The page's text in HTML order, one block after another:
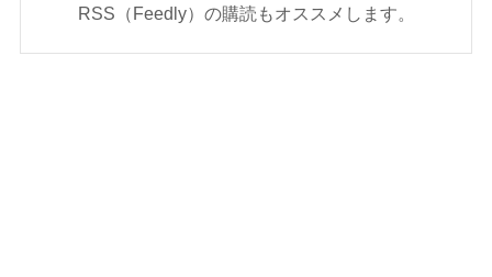
RSS（Feedly）の購読もオススメします。